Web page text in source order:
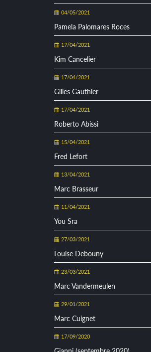
04/05/2021
Pamela Palomares Roces
17/04/2021
Kim Cancelier
17/04/2021
Gilles Gauthier
17/04/2021
Roberto Abissi
15/04/2021
Fred Lefort
13/04/2021
Marc Brasseur
11/04/2021
You Sra
27/03/2021
Louise Debouny
23/03/2021
Marc Vandermeulen
29/01/2021
Marc Cuignet
17/09/2020